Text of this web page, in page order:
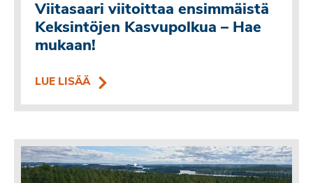
Viitasaari viitoittaa ensimmäistä
Keksintöjen Kasvupolkua – Hae
mukaan!
LUE LISÄÄ